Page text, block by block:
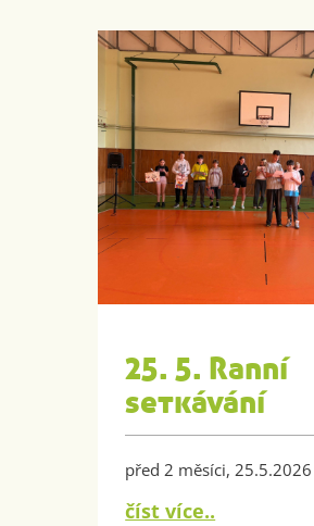
25. 5. Ranní
setkávání
před 2 měsíci, 25.5.2026
číst více..